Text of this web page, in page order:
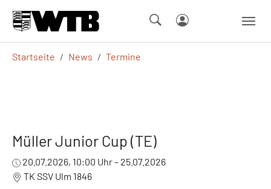
Startseite News Termine
Müller Junior Cup (TE)
20.07.2026, 10:00 Uhr – 25.07.2026
TK SSV Ulm 1846